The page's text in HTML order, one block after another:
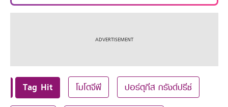
Tag Hit โมโตจีพี ปอร์ตุกีส กรังด์ปรีซ์